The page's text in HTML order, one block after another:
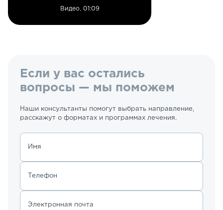
Видео, 01:09
Если у вас остались
вопросы — мы поможем
Наши консультанты помогут выбрать направление,
расскажут о форматах и программах лечения.
Имя
Телефон
Электронная почта